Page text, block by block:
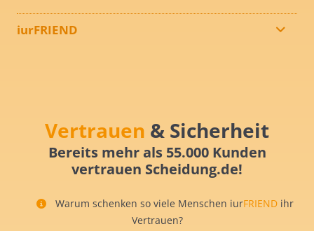
iurFRIEND
Vertrauen & Sicherheit
Bereits mehr als 55.000 Kunden
vertrauen Scheidung.de!
Warum schenken so viele Menschen iurFRIEND ihr
Vertrauen?